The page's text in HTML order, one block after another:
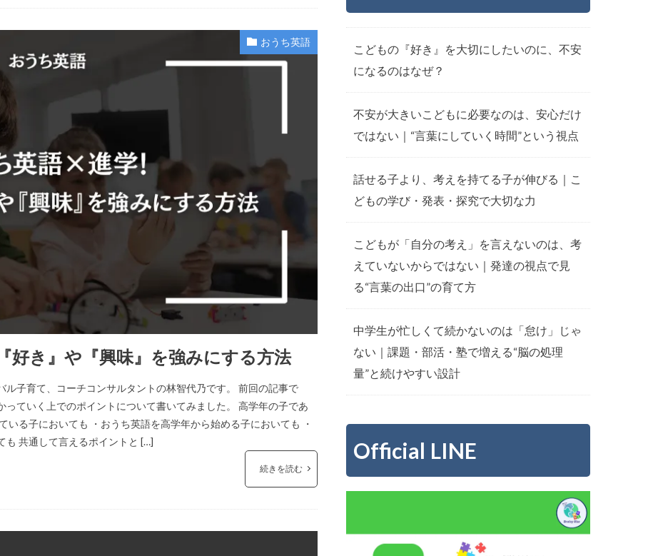
おうち英語
好き』や『興味』を強みにする方法
子育て、コーチコンサルタントの林智代乃です。 前回の記事で
ていく上でのポイントについて書いてみました。 高学年の子であ
る子においても ・おうち英語を高学年から始める子においても ・
も 共通して言えるポイントと […]
続きを読む
こどもの『好き』を大切にしたいのに、不安
になるのはなぜ？
不安が大きいこどもに必要なのは、安心だけ
ではない｜“言葉にしていく時間”という視点
話せる子より、考えを持てる子が伸びる｜こ
どもの学び・発表・探究で大切な力
こどもが「自分の考え」を言えないのは、考
えていないからではない｜発達の視点で見
る“言葉の出口”の育て方
中学生が忙しくて続かないのは「怠け」じゃ
ない｜課題・部活・塾で増える“脳の処理
量”と続けやすい設計
Official LINE